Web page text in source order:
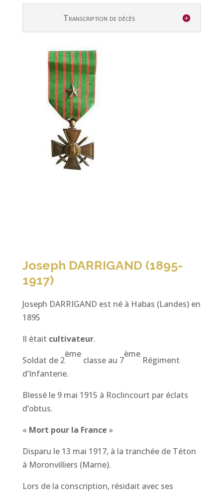
Transcription de décès
Joseph DARRIGAND (1895-
1917)
Joseph DARRIGAND est né à Habas (Landes) en
1895
Il était cultivateur.
Soldat de 2
ème
classe au 7
ème
Régiment
d’Infanterie.
Blessé le 9 mai 1915 à Roclincourt par éclats
d’obtus.
« Mort pour la France »
Disparu le 13 mai 1917, à la tranchée de Téton
à Moronvilliers (Marne).
Lors de la conscription, résidait avec ses